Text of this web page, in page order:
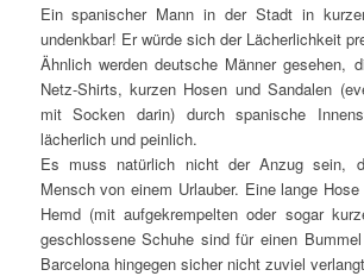
Ein spanischer Mann in der Stadt in
undenkbar! Er würde sich der Lächerlichkeit
Ähnlich werden deutsche Männer gesehen,
Netz-Shirts, kurzen Hosen und Sandalen
mit Socken darin) durch spanische
lächerlich und peinlich.
Es muss natürlich nicht der Anzug sein,
Mensch von einem Urlauber. Eine lange
Hemd (mit aufgekrempelten oder sogar
geschlossene Schuhe sind für einen
Barcelona hingegen sicher nicht zuviel